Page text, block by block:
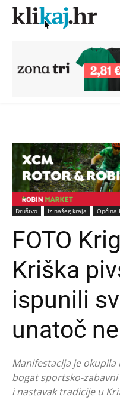
Društvo Iz našeg kraja Općina
FOTO
Kriška
ispunili
unatoč
Manifestacija je
bogat sportsko-
i nastavak tradicije u